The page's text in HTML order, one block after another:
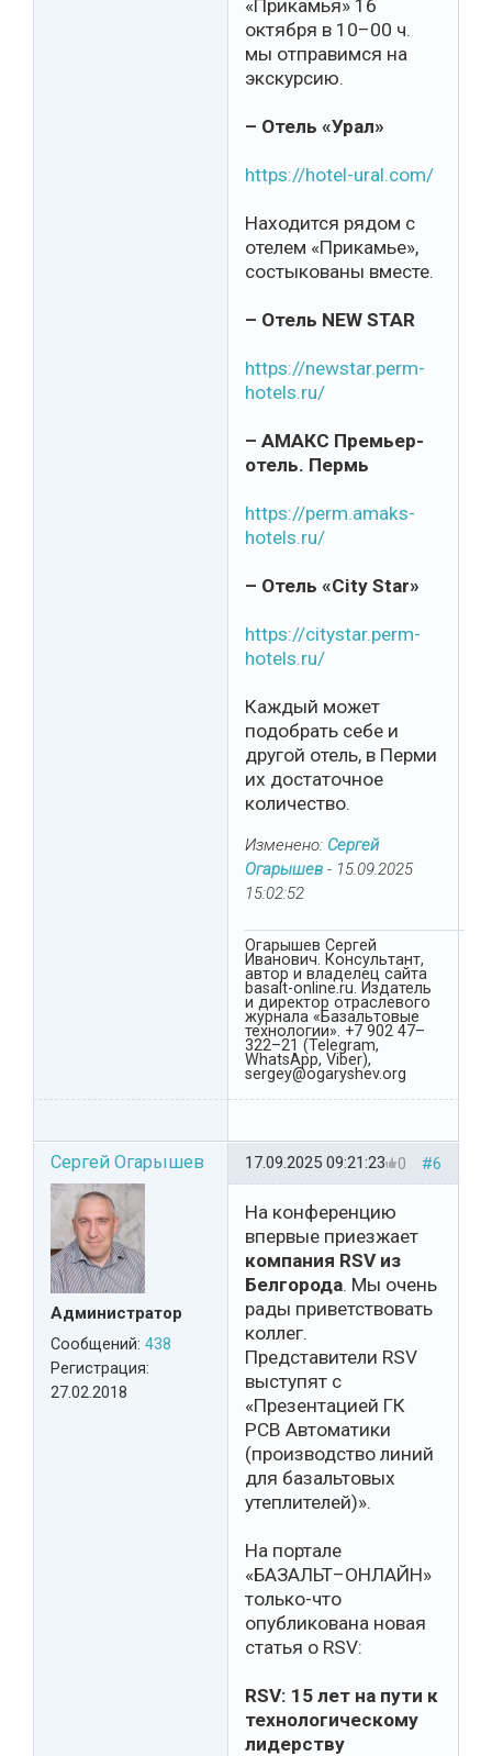
«Прикамья» 16
октября в 10–00 ч.
мы отправимся на
экскурсию.
– Отель «Урал»
https://hotel-ural.com/
Находится рядом с
отелем «Прикамье»,
состыкованы вместе.
– Отель NEW STAR
https://newstar.perm-
hotels.ru/
– АМАКС Премьер-
отель. Пермь
https://perm.amaks-
hotels.ru/
– Отель «City Star»
https://citystar.perm-
hotels.ru/
Каждый может
подобрать себе и
другой отель, в Перми
их достаточное
количество.
Изменено: Сергей
Огарышев - 15.09.2025
15:02:52
Огарышев Сергей
Иванович. Консультант,
автор и владелец сайта
basalt-online.ru. Издатель
и директор отраслевого
журнала «Базальтовые
технологии». +7 902 47–
322–21 (Telegram,
WhatsApp, Viber),
sergey@ogaryshev.org
Сергей Огарышев
Администратор
Сообщений: 438
Регистрация:
27.02.2018
#6
0
17.09.2025 09:21:23
На конференцию
впервые приезжает
компания RSV из
Белгорода. Мы очень
рады приветствовать
коллег.
Представители RSV
выступят с
«Презентацией ГК
РСВ Автоматики
(производство линий
для базальтовых
утеплителей)».
На портале
«БАЗАЛЬТ–ОНЛАЙН»
только-что
опубликована новая
статья о RSV:
RSV: 15 лет на пути к
технологическому
лидерству